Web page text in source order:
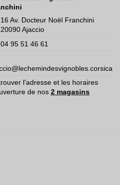
16 Av. Docteur Noël Franchini
20090 Ajaccio
04 95 51 46 61
l'adresse et les horaires
de nos 2 magasins